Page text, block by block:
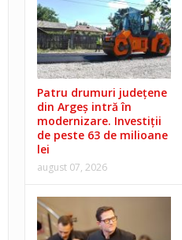
Patru drumuri județene
din Argeș intră în
modernizare. Investiții
de peste 63 de milioane
lei
august 07, 2026